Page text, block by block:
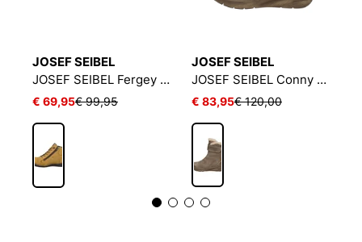
JOSEF SEIBEL
JOSEF SEIBEL Fergey 67 | Stiefelette für Damen | Gelb
€ 69,95€ 99,95
JOSEF SEIBEL
JOSEF SEIBEL Conny 01 | Stiefelette für Damen | Beige
€ 83,95€ 120,00